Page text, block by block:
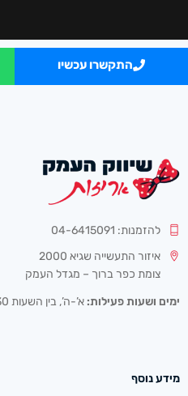
התקשרו עכשיו
להזמנות: 04-6415091
איזור התעשייה שגיא 2000
צומת כפר ברוך – מגדל העמק
ימים ושעות פעילות: א’-ה’, בין השעות 08:30-16:30
מידע נוסף